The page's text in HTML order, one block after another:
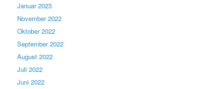
Januar 2023
November 2022
Oktober 2022
September 2022
August 2022
Juli 2022
Juni 2022